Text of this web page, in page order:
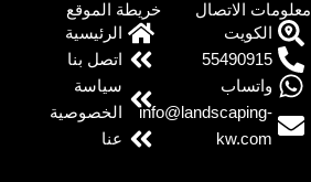
معلومات الاتصال
الكويت
55490915
واتساب
info@landscaping-
kw.com
خريطة الموقع
الرئيسية
اتصل بنا
سياسة
الخصوصية
عنا